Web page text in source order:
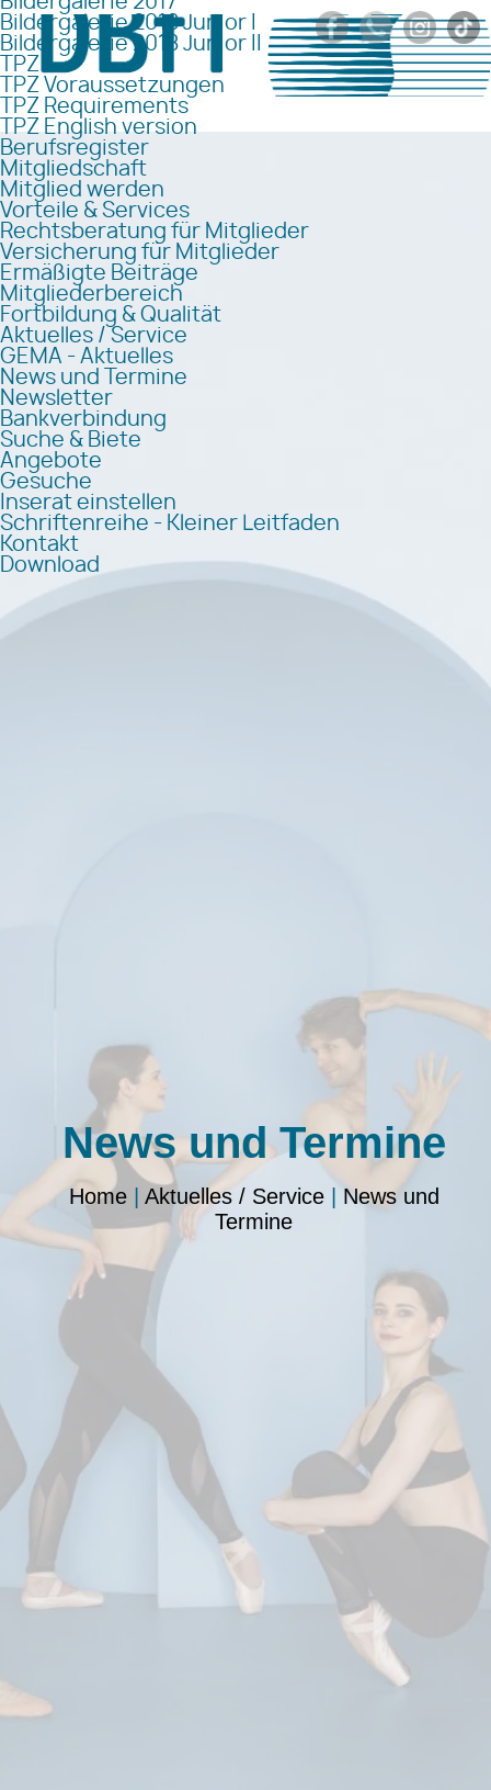
Bildergalerie 2018 Junior I
Bildergalerie 2018 Junior II
TPZ
TPZ Voraussetzungen
TPZ Requirements
TPZ English version
Berufsregister
Mitgliedschaft
Mitglied werden
Vorteile & Services
Rechtsberatung für Mitglieder
Versicherung für Mitglieder
Ermäßigte Beiträge
Mitgliederbereich
Fortbildung & Qualität
Aktuelles / Service
GEMA - Aktuelles
News und Termine
Newsletter
Bankverbindung
Suche & Biete
Angebote
Gesuche
Inserat einstellen
Schriftenreihe - Kleiner Leitfaden
Kontakt
Download
News und Termine
Home| Aktuelles / Service| News und
Termine